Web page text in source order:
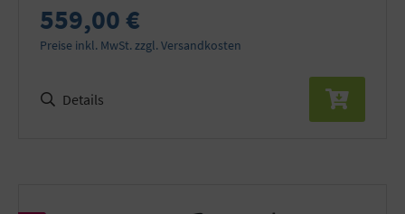
559,00 €
Preise inkl. MwSt. zzgl. Versandkosten
Details